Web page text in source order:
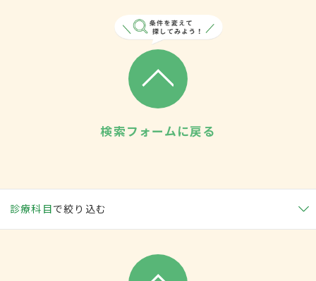
検索フォームに戻る
診療科目で絞り込む